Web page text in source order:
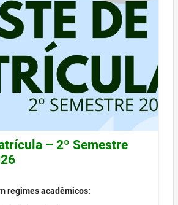
– 2º Semestre
regimes acadêmicos: